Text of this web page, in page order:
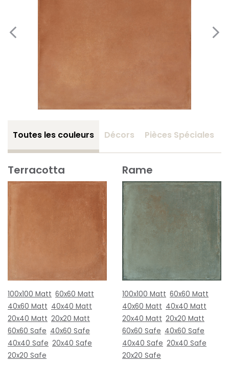
Toutes les couleurs Décors Pièces Spéciales
Terracotta
100x100 Matt 60x60 Matt
40x60 Matt 40x40 Matt
20x40 Matt 20x20 Matt
60x60 Safe 40x60 Safe
40x40 Safe 20x40 Safe
20x20 Safe
Rame
100x100 Matt 60x60 Matt
40x60 Matt 40x40 Matt
20x40 Matt 20x20 Matt
60x60 Safe 40x60 Safe
40x40 Safe 20x40 Safe
20x20 Safe